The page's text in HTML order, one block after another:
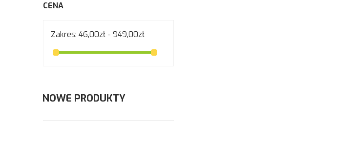
CENA
Zakres: 46,00zł - 949,00zł
NOWE PRODUKTY